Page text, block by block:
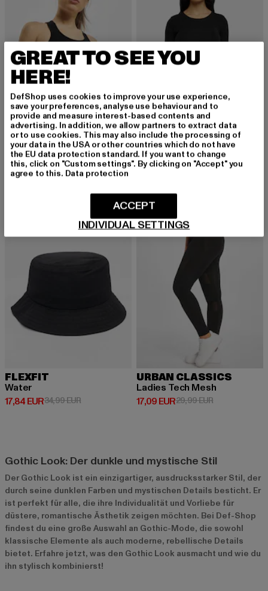
URBAN CLASSICS
Ladies Logo
10,97 EUR
Derzeitiger Preis: 10,97 EUR
17,99 EURAktionspreis: 17,99 EUR
URBAN CLASSICS
Stretch Jersey
20,69 EUR
Derzeitiger Preis: 20,69 EUR
22,99 EURAktionspreis:
FLEXFIT
Water
17,84 EUR
Derzeitiger Preis: 17,84 EUR
34,99 EURAktionspreis: 34,99 EUR
NEU
URBAN CLASSICS
Ladies Tech Mesh
17,09 EUR
Derzeitiger Preis: 17,09 EUR
29,99 EURAktionspreis:
Gothic Look: Der dunkle und mystische Stil
Der Gothic Look ist ein einzigartiger, ausdrucksstarker Stil, der
durch seine dunklen Farben und mystischen Details besticht. Er
ist perfekt für alle, die ihre Individualität und Vorliebe für
düstere, romantische Ästhetik zeigen möchten. Bei Def-Shop
findest du eine große Auswahl an Gothic-Mode, die sowohl
klassische Elemente als auch moderne, rebellische Details
bietet. Erfahre jetzt, was den Gothic Look ausmacht und wie du
ihn stylisch kombinierst!
GREAT TO SEE YOU
HERE!
DefShop uses cookies to improve your use experience,
save your preferences, analyse use behaviour and to
provide and measure interest-based contents and
advertising. In addition, we allow partners to extract data
or to use cookies. This may also include the processing of
your data in the USA or other countries which do not have
the EU data protection standard. If you want to change
this, click on "Custom settings". By clicking on "Accept" you
agree to this. Data protection
INDIVIDUAL SETTINGS
ACCEPT